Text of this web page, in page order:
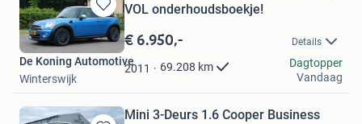
Bewaren
in
Mijn
Favorieten
VOL onderhoudsboekje!
€ 6.950,- Details
2011 69.208 km
De Koning Automotive
Winterswijk
Dagtopper
Vandaag
Mini 3-Deurs 1.6 Cooper Business